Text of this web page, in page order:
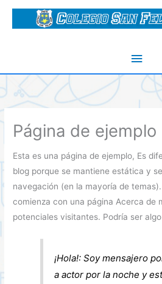
Menú
Página de ejemplo
Esta es una página de ejemplo, Es
blog porque se mantiene estática y
navegación (en la mayoría de
comienza con una página Acerca de
potenciales visitantes. Podría ser
¡Hola!: Soy mensajero
a actor por la noche y